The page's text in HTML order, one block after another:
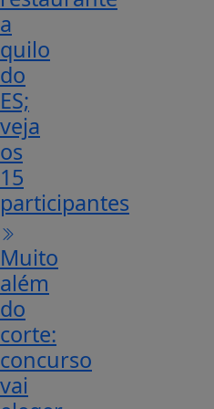
a
quilo
do
ES;
veja
os
15
participantes
Muito
além
do
corte:
concurso
vai